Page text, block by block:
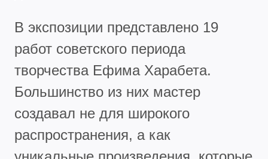
В экспозиции представлено 19
работ советского периода
творчества Ефима Харабета.
Большинство из них мастер
создавал не для широкого
распространения, а как